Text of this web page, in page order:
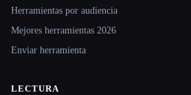
Herramientas por audiencia
Mejores herramientas 2026
Enviar herramienta
LECTURA